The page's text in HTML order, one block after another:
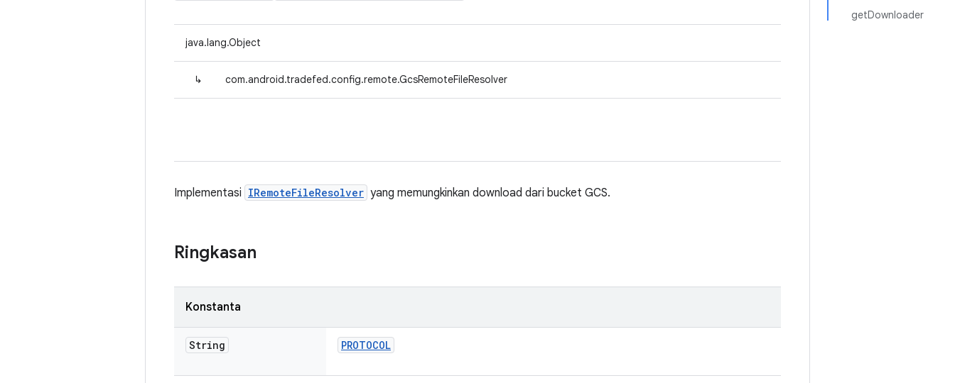
getDownloader
java.lang.Object
↳ com.android.tradefed.config.remote.GcsRemoteFileResolver
Implementasi IRemoteFileResolver yang memungkinkan download dari bucket GCS.
Ringkasan
Konstanta
String PROTOCOL